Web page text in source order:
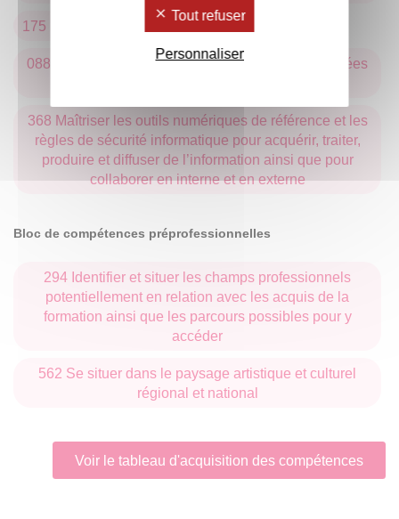
175 Développer des documents multimédias
088 Comprendre, analyser et synthétiser des données
368 Maîtriser les outils numériques de référence et les
règles de sécurité informatique pour acquérir, traiter,
produire et diffuser de l’information ainsi que pour
collaborer en interne et en externe
Bloc de compétences préprofessionnelles
294 Identifier et situer les champs professionnels
potentiellement en relation avec les acquis de la
formation ainsi que les parcours possibles pour y
accéder
562 Se situer dans le paysage artistique et culturel
régional et national
Voir le tableau d'acquisition des compétences
Tout refuser
Personnaliser